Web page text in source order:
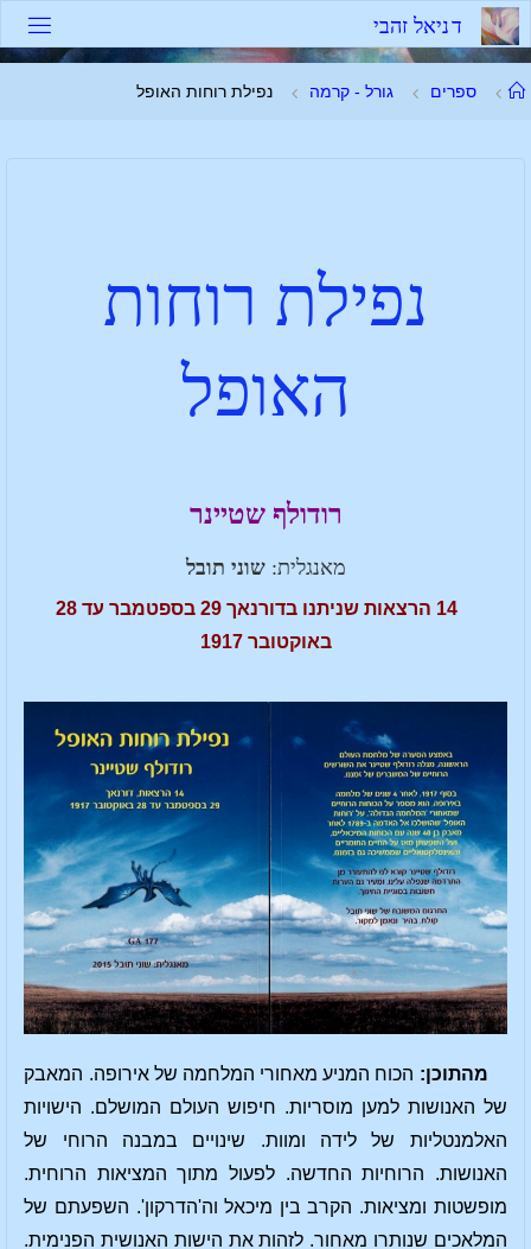
דניאל זהבי
ספרים גורל - קרמה נפילת רוחות האופל
נפילת רוחות
האופל
רודולף שטיינר
מאנגלית:שוני תובל
14 הרצאות שניתנו בדורנאך 29 בספטמבר עד 28
באוקטובר 1917
מהתוכן: הכוח המניע מאחורי המלחמה של אירופה. המאבק
של האנושות למען מוסריות. חיפוש העולם המושלם. הישויות
האלמנטליות של לידה ומוות. שינויים במבנה הרוחי של
האנושות. הרוחיות החדשה. לפעול מתוך המציאות הרוחית.
מופשטות ומציאות. הקרב בין מיכאל וה'הדרקון'. השפעתם של
המלאכים שנותרו מאחור. לזהות את הישות האנושית הפנימית.